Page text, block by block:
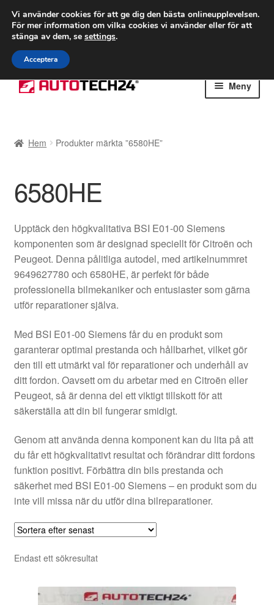
FRAKT från 75 kr
Världsomspännande frakt
Ring 766 924 713
Hoppa
till
Hoppa
till
Meny
Betalningar
Integritetspolicy
Kolla upp
Kontakt
Mitt konto
Om oss
Reklamationsprocedur
Transport
Vagn
Världsomspännande frakt
Villkor
Hem Produkter märkta ”6580HE”
6580HE
Upptäck den högkvalitativa BSI E01-00 Siemens
komponenten som är designad speciellt för Citroën och
Peugeot. Denna pålitliga autodel, med artikelnummret
9649627780 och 6580HE, är perfekt för både
professionella bilmekaniker och entusiaster som gärna
utför reparationer själva.
Med BSI E01-00 Siemens får du en produkt som
garanterar optimal prestanda och hållbarhet, vilket gör
den till ett utmärkt val för reparationer och underhåll av
ditt fordon. Oavsett om du arbetar med en Citroën eller
Peugeot, så är denna del ett viktigt tillskott för att
säkerställa att din bil fungerar smidigt.
Genom att använda denna komponent kan du lita på att
du får ett högkvalitativt resultat och förändrar ditt fordons
funktion positivt. Förbättra din bils prestanda och
säkerhet med BSI E01-00 Siemens – en produkt som du
inte vill missa när du utför dina bilreparationer.
Endast ett sökresultat
Vi använder cookies för att ge dig den bästa onlineupplevelsen.
För mer information om vilka cookies vi använder eller för att
stänga av dem, se settings.
Acceptera